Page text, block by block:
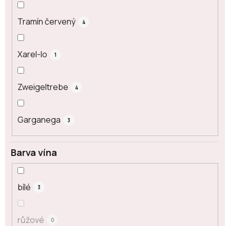
Tramín červený 4
Xarel-lo 1
Zweigeltrebe 4
Garganega 3
Barva vína
bílé 3
růžové 0